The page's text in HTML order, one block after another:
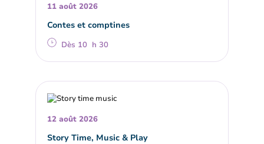
11 août 2026
Contes et comptines
Dès 10 h 30
12 août 2026
Story Time, Music & Play